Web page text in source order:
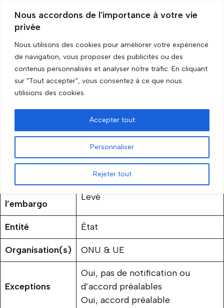
Nous accordons de l'importance à votre vie
privée
Nous utilisons des cookies pour améliorer votre expérience
de navigation, vous proposer des publicités ou des
contenus personnalisés et analyser notre trafic. En cliquant
sur "Tout accepter", vous consentez à ce que nous
utilisions des cookies.
Personnaliser
Rejeter tout
Accepter tout
Aller
au
contenu
Accueil»Libéria
Libéria
2 novembre 2023
l’embargo
Levé
Entité État
Organisation(s) ONU & UE
Exceptions
Oui, pas de notification ou
d’accord préalables
Oui, accord préalable